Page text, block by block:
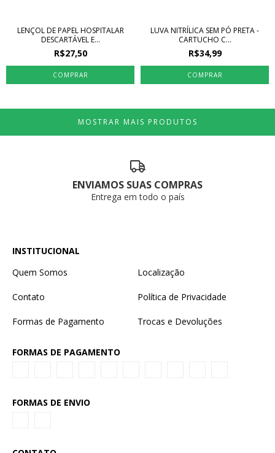
LENÇOL DE PAPEL HOSPITALAR
DESCARTÁVEL E...
R$27,50
LUVA NITRÍLICA SEM PÓ PRETA -
CARTUCHO C...
R$34,99
COMPRAR
MOSTRAR MAIS PRODUTOS
ENVIAMOS SUAS COMPRAS
Entrega em todo o país
INSTITUCIONAL
Quem Somos
Localização
Contato Política de Privacidade
Formas de Pagamento Trocas e Devoluções
FORMAS DE PAGAMENTO